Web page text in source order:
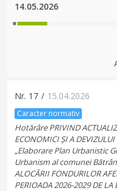
14.05.2026
Nr. 17 / 15.04.2026
Caracter normativ
Hotărâre PRIVIND
ECONOMICI ȘI A
„Elaborare Plan Urbanistic
Urbanism al comunei
ALOCĂRII FONDURILOR
PERIOADA 2026-2029 DE LA